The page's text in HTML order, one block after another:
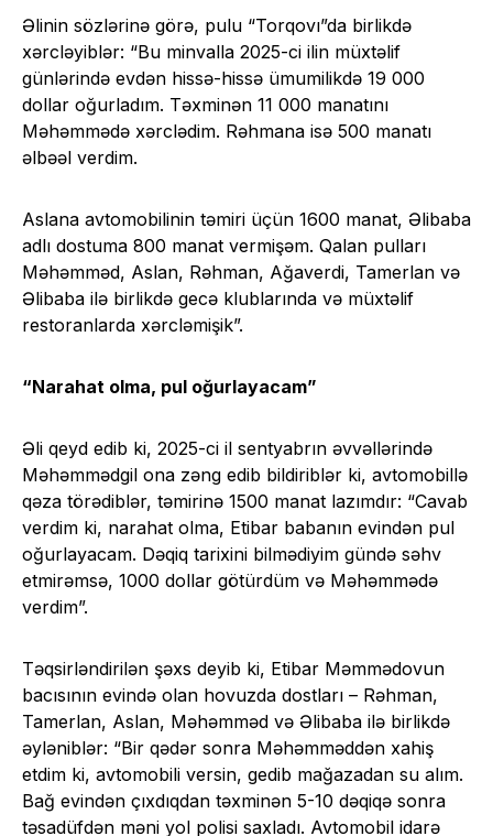
Əlinin sözlərinə görə, pulu “Torqovı”da birlikdə
xərcləyiblər: “Bu minvalla 2025-ci ilin müxtəlif
günlərində evdən hissə-hissə ümumilikdə 19 000
dollar oğurladım. Təxminən 11 000 manatını
Məhəmmədə xərclədim. Rəhmana isə 500 manatı
əlbəəl verdim.
Aslana avtomobilinin təmiri üçün 1600 manat, Əlibaba
adlı dostuma 800 manat vermişəm. Qalan pulları
Məhəmməd, Aslan, Rəhman, Ağaverdi, Tamerlan və
Əlibaba ilə birlikdə gecə klublarında və müxtəlif
restoranlarda xərcləmişik”.
“Narahat olma, pul oğurlayacam”
Əli qeyd edib ki, 2025-ci il sentyabrın əvvəllərində
Məhəmmədgil ona zəng edib bildiriblər ki, avtomobillə
qəza törədiblər, təmirinə 1500 manat lazımdır: “Cavab
verdim ki, narahat olma, Etibar babanın evindən pul
oğurlayacam. Dəqiq tarixini bilmədiyim gündə səhv
etmirəmsə, 1000 dollar götürdüm və Məhəmmədə
verdim”.
Təqsirləndirilən şəxs deyib ki, Etibar Məmmədovun
bacısının evində olan hovuzda dostları – Rəhman,
Tamerlan, Aslan, Məhəmməd və Əlibaba ilə birlikdə
əyləniblər: “Bir qədər sonra Məhəmməddən xahiş
etdim ki, avtomobili versin, gedib mağazadan su alım.
Bağ evindən çıxdıqdan təxminən 5-10 dəqiqə sonra
təsadüfdən məni yol polisi saxladı. Avtomobil idarə